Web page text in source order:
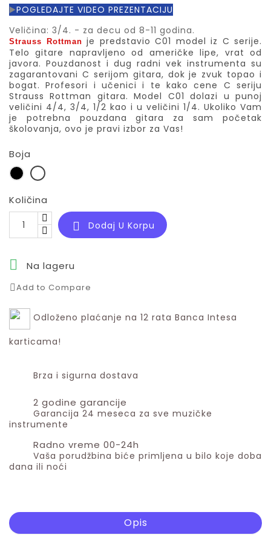
▶️POGLEDAJTE VIDEO PREZENTACIJU
Veličina: 3/4. - za decu od 8-11 godina.
Strauss Rottman je predstavio C01 model iz C serije.
Telo gitare napravljeno od američke lipe, vrat od
javora. Pouzdanost i dug radni vek instrumenta su
zagarantovani C serijom gitara, dok je zvuk topao i
bogat. Profesori i učenici i te kako cene C seriju
Strauss Rottman gitara. Model C01 dolazi u punoj
veličini 4/4, 3/4, 1/2 kao i u veličini 1/4. Ukoliko Vam
je potrebna pouzdana gitara za sam početak
školovanja, ovo je pravi izbor za Vas!
Boja
CrnaBoja
Količina
 Dodaj U Korpu
 Na lageru
Add to Compare
Odloženo plaćanje na 12 rata Banca Intesa
karticama!
Brza i sigurna dostava
2 godine garancije
Garancija 24 meseca za sve muzičke
instrumente
Radno vreme 00-24h
Vaša porudžbina biće primljena u bilo koje doba
dana ili noći
Opis